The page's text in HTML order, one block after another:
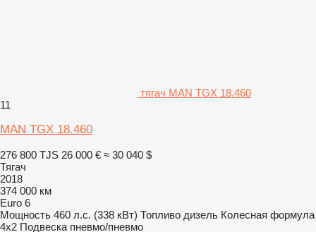
тягач MAN TGX 18.460
11
MAN TGX 18.460
276 800 TJS 26 000 € ≈ 30 040 $
Тягач
2018
374 000 км
Euro 6
Мощность 460 л.с. (338 кВт) Топливо дизель Колесная формула
4x2 Подвеска пневмо/пневмо